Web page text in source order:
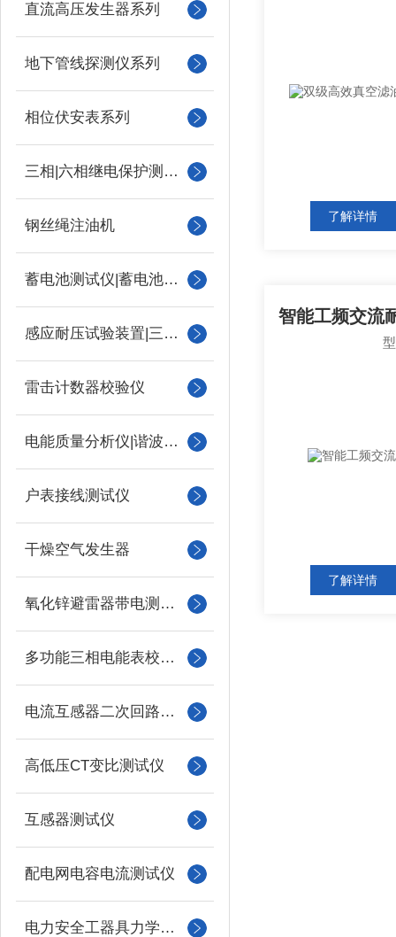
直流高压发生器系列
地下管线探测仪系列
相位伏安表系列
三相|六相继电保护测试仪
钢丝绳注油机
蓄电池测试仪|蓄电池充放电测试仪
感应耐压试验装置|三倍频
雷击计数器校验仪
电能质量分析仪|谐波测试
户表接线测试仪
干燥空气发生器
氧化锌避雷器带电测试仪（氧化锌避雷器测试仪）
多功能三相电能表校验仪
电流互感器二次回路负载测试仪
高低压CT变比测试仪
互感器测试仪
配电网电容电流测试仪
电力安全工器具力学性能试验机
了解详情
了解详情